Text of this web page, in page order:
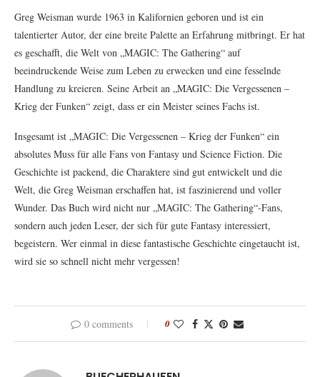
Greg Weisman wurde 1963 in Kalifornien geboren und ist ein
talentierter Autor, der eine breite Palette an Erfahrung mitbringt. Er hat
es geschafft, die Welt von „MAGIC: The Gathering“ auf
beeindruckende Weise zum Leben zu erwecken und eine fesselnde
Handlung zu kreieren. Seine Arbeit an „MAGIC: Die Vergessenen –
Krieg der Funken“ zeigt, dass er ein Meister seines Fachs ist.
Insgesamt ist „MAGIC: Die Vergessenen – Krieg der Funken“ ein
absolutes Muss für alle Fans von Fantasy und Science Fiction. Die
Geschichte ist packend, die Charaktere sind gut entwickelt und die
Welt, die Greg Weisman erschaffen hat, ist faszinierend und voller
Wunder. Das Buch wird nicht nur „MAGIC: The Gathering“-Fans,
sondern auch jeden Leser, der sich für gute Fantasy interessiert,
begeistern. Wer einmal in diese fantastische Geschichte eingetaucht ist,
wird sie so schnell nicht mehr vergessen!
0 comments 0